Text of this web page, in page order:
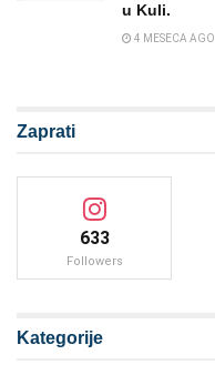
u Kuli.
4 MESECA AGO
Zaprati
633
Followers
Kategorije